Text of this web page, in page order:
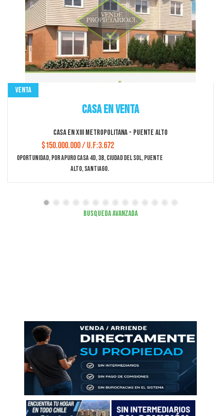
Venta
Departamento en Venta
Departamento en XIII Metropolitana - Ñuñoa
$428.872.500 / U.F:10.500
Espectacular Departamento, Como Nuevo Full Diseño
Busqueda Avanzada